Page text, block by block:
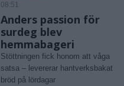
08:51
Anders passion för
surdeg blev
hemmabageri
Stöttningen fick honom att våga
satsa – levererar hantverksbakat
bröd på lördagar